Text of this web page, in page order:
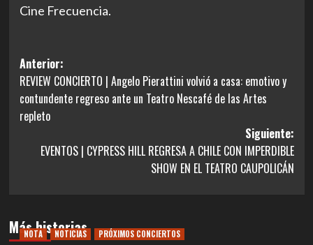
Cine Frecuencia.
Navegación
de
entradas
Anterior:
REVIEW CONCIERTO | Angelo Pierattini volvió a casa: emotivo y
contundente regreso ante un Teatro Nescafé de las Artes
repleto
Siguiente:
EVENTOS | CYPRESS HILL REGRESA A CHILE CON IMPERDIBLE
SHOW EN EL TEATRO CAUPOLICÁN
Más historias
NOTA NOTICIAS PRÓXIMOS CONCIERTOS